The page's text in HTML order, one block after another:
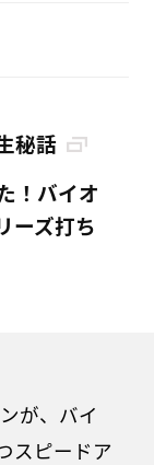
秘話
！バイオ
ーズ打ち
が、バイ
スピードア